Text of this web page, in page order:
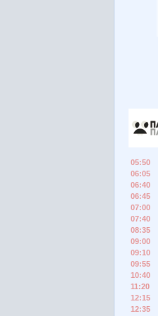
05:50
06:05
06:40
06:45
07:00
07:40
08:35
09:00
09:10
09:55
10:40
11:20
12:15
12:35